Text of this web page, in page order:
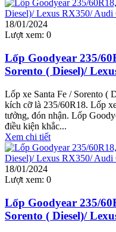
18/01/2024
Lượt xem: 0
Lốp Goodyear 235/
Sorento ( Diesel)/
Lốp xe Santa Fe / Sorento (
kích cỡ là 235/60R18. Lốp
tưởng, đón nhận. Lốp
điều kiện khắc...
Xem chi tiết
18/01/2024
Lượt xem: 0
Lốp Goodyear 235/
Sorento ( Diesel)/